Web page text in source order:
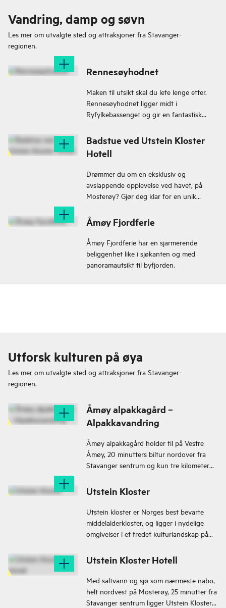
Vandring, damp og søvn
Les mer om utvalgte sted og attraksjoner fra Stavanger-
regionen.
Rennesøyhodnet
Maken til utsikt skal du lete lenge etter.
Rennesøyhodnet ligger midt i
Ryfylkebassenget og gir en fantastisk
Badstue ved Utstein Kloster
Hotell
Drømmer du om en eksklusiv og
avslappende opplevelse ved havet, på
Mosterøy? Gjør deg klar for en unik
sin badstue, rett på bryggen!
Åmøy Fjordferie
Åmøy Fjordferie har en sjarmerende
beliggenhet like i sjøkanten og med
panoramautsikt til byfjorden.
Utforsk kulturen på øya
Les mer om utvalgte sted og attraksjoner fra Stavanger-
regionen.
Åmøy alpakkagård –
Alpakkavandring
Åmøy alpakkagård holder til på Vestre
Åmøy, 20 minutters biltur nordover fra
Stavanger sentrum og kun tre kilometer
Utstein Kloster
Utstein kloster er Norges best bevarte
middelalderkloster, og ligger i nydelige
omgivelser i et fredet kulturlandskap på
fra Stavanger.
Utstein Kloster Hotell
Med saltvann og sjø som nærmeste nabo,
helt nordvest på Mosterøy, 25 minutter fra
Stavanger sentrum ligger Utstein Kloster